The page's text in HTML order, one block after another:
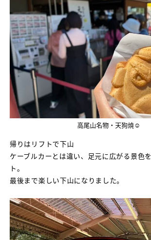
高尾山名物・天狗焼☺️
帰りはリフトで下山
ケーブルカーとは違い、足元に広がる景色
ト。
最後まで楽しい下山になりました。